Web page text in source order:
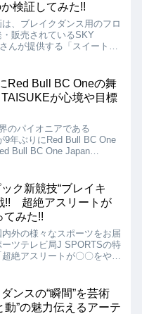
検証してみた!!
、ブレイクダンス用のフロ
・販売されているSKY
んが提供する「スイートフ
元、ガチ検証したという動
!!
Red Bull BC Oneの舞
が心境や目標
のパイオニアである
9年ぶりにRed Bull BC One
Bull BC One Japan
自身が、その心境や目標
てくれている動画を紹介し
ク新競技“ブレイキ
!! 超絶アスリートが
てみた!!
外の様々なスポーツをお届
ーツテレビ局J SPORTSの特
絶アスリートが〇〇をやっ
いましたので、その動画を
!!
ンスの“瞬間”を芸術
動”の魅力伝えるアーテ